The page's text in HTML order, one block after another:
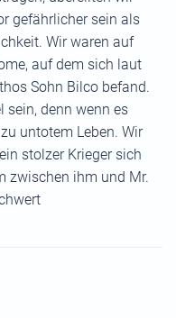
gefährlicher sein als
Wir waren auf
auf dem sich laut
Sohn Bilco befand.
sein, denn wenn es
untotem Leben. Wir
stolzer Krieger sich
zwischen ihm und Mr.